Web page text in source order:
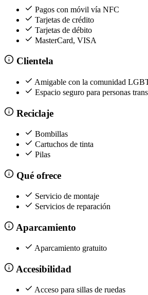
Pagos con móvil vía NFC
Tarjetas de crédito
Tarjetas de débito
MasterCard, VISA
Clientela
Amigable con la comunidad
Espacio seguro para personas
Reciclaje
Bombillas
Cartuchos de tinta
Pilas
Qué ofrece
Servicio de montaje
Servicios de reparación
Aparcamiento
Aparcamiento gratuito
Accesibilidad
Acceso para sillas de ruedas